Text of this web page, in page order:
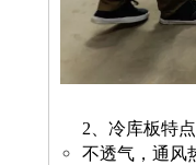
2、冷库板特点
不透气，通风